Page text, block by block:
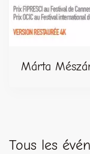
Márta
Tous les